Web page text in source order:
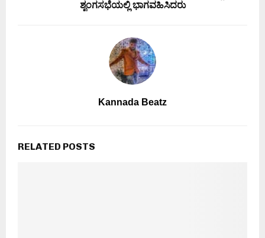
ಶೃಂಗಸಭೆಯಲ್ಲಿ ಭಾಗವಹಿಸಿದರು
Kannada Beatz
RELATED POSTS